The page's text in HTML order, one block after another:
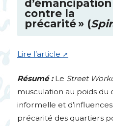
d’émancipation
contre la
précarité» (
Lire l’article
Résumé : Le Street
musculation au poids du
informelle et
précarité des quartiers